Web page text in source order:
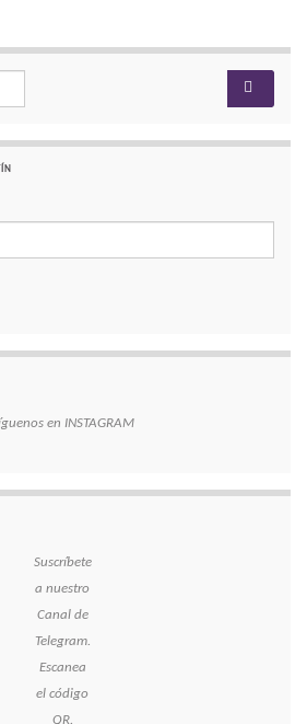
en INSTAGRAM
Suscríbete
a nuestro
Canal de
Telegram.
Escanea
el código
QR.